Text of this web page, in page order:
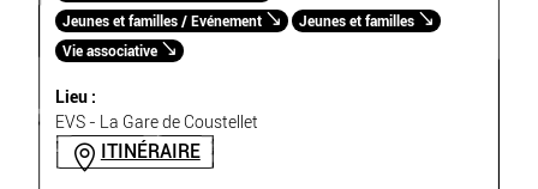
Jeunes et familles / Evénement
Jeunes et familles
Vie associative
Lieu :
EVS - La Gare de Coustellet
ITINÉRAIRE